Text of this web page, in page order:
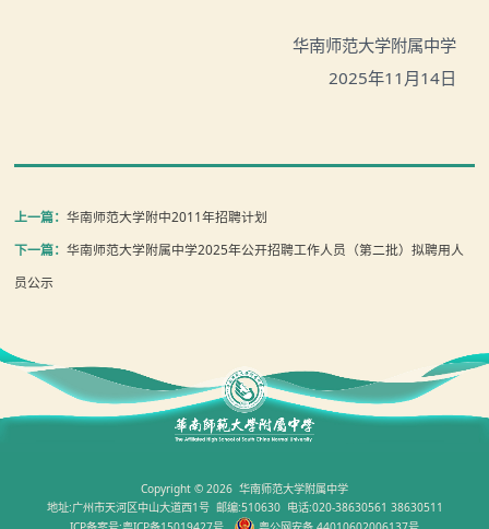
华南师范大学附属中学
2025年11月14日
上一篇：华南师范大学附中2011年招聘计划
下一篇：华南师范大学附属中学2025年公开招聘工作人员（第二批）拟聘用人
员公示
Copyright © 2026 华南师范大学附属中学
地址:广州市天河区中山大道西1号 邮编:510630 电话:020-38630561 38630511